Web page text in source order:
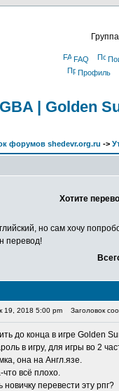
FAQ
Профиль
| Golden
форумов shedevr.org.ru ->
Хотите
но сам хочу
перевод!
19, 2018 5:00 pm Заголовок
до конца в игре Golden
в игру, для игры во 2
она на Англ.язе.
всё плохо.
перевести эту рпг?